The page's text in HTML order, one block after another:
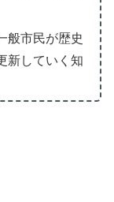
般市民が歴史
新していく知